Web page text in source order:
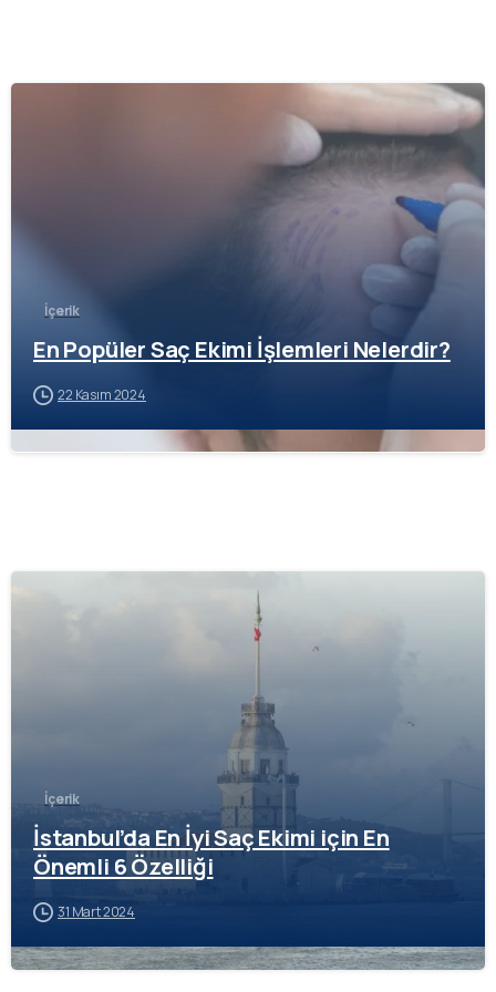
-
İçerik
En Popüler Saç Ekimi İşlemleri Nelerdir?
22 Kasım 2024
İçerik
İstanbul’da En İyi Saç Ekimi için En
Önemli 6 Özelliği
31 Mart 2024